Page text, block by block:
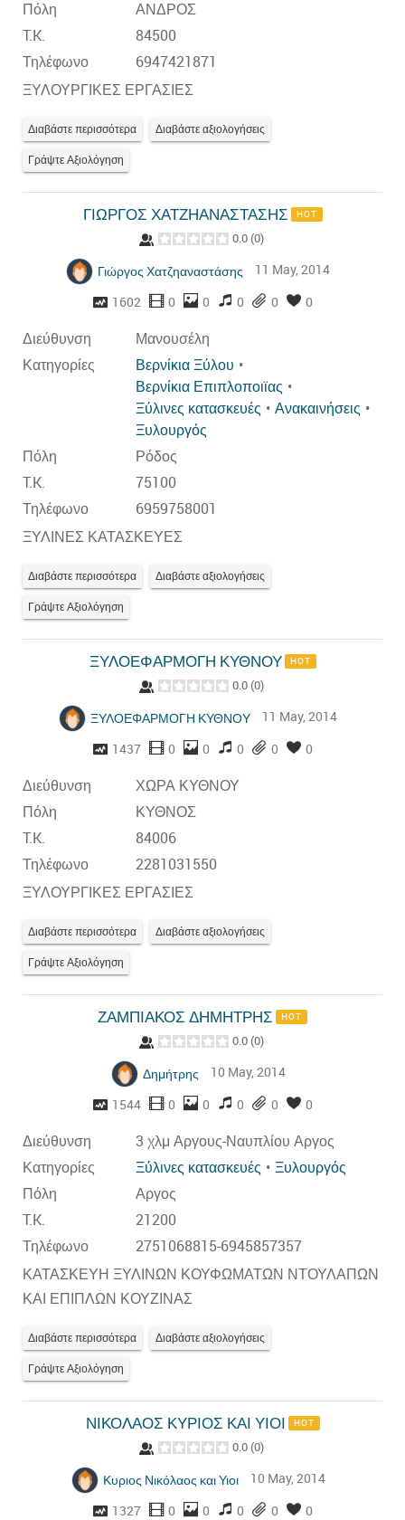
Πόλη
ΑΝΔΡΟΣ
T.K.
84500
Τηλέφωνο
6947421871
ΞΥΛΟΥΡΓΙΚΕΣ ΕΡΓΑΣΙΕΣ
Διαβάστε περισσότερα Διαβάστε αξιολογήσεις
Γράψτε Αξιολόγηση
ΓΙΩΡΓΟΣ ΧΑΤΖΗΑΝΑΣΤΑΣΗΣ HOT
0.0 (0)
Γιώργος Χατζηαναστάσης
11 May, 2014
1602
0 0 0 0 0
Διεύθυνση
Μανουσέλη
Κατηγορίες
Βερνίκια Ξύλου
Βερνίκια Επιπλοποιϊας
Ξύλινες κατασκευές
Ανακαινήσεις
Ξυλουργός
Πόλη
Ρόδος
T.K.
75100
Τηλέφωνο
6959758001
ΞΥΛΙΝΕΣ ΚΑΤΑΣΚΕΥΕΣ
Διαβάστε περισσότερα Διαβάστε αξιολογήσεις
Γράψτε Αξιολόγηση
ΞΥΛΟΕΦΑΡΜΟΓΗ ΚΥΘΝΟΥ HOT
0.0 (0)
ΞΥΛΟΕΦΑΡΜΟΓΗ ΚΥΘΝΟΥ
11 May, 2014
1437
0 0 0 0 0
Διεύθυνση
ΧΩΡΑ ΚΥΘΝΟΥ
Πόλη
ΚΥΘΝΟΣ
T.K.
84006
Τηλέφωνο
2281031550
ΞΥΛΟΥΡΓΙΚΕΣ ΕΡΓΑΣΙΕΣ
Διαβάστε περισσότερα Διαβάστε αξιολογήσεις
Γράψτε Αξιολόγηση
ΖΑΜΠΙΑΚΟΣ ΔΗΜΗΤΡΗΣ HOT
0.0 (0)
Δημήτρης
10 May, 2014
1544
0 0 0 0 0
Διεύθυνση
3 χλμ Αργους-Ναυπλίου Αργος
Κατηγορίες
Ξύλινες κατασκευές
Ξυλουργός
Πόλη
Αργος
T.K.
21200
Τηλέφωνο
2751068815-6945857357
ΚΑΤΑΣΚΕΥΗ ΞΥΛΙΝΩΝ ΚΟΥΦΩΜΑΤΩΝ ΝΤΟΥΛΑΠΩΝ
ΚΑΙ ΕΠΙΠΛΩΝ ΚΟΥΖΙΝΑΣ
Διαβάστε περισσότερα Διαβάστε αξιολογήσεις
Γράψτε Αξιολόγηση
ΝΙΚΟΛΑΟΣ ΚΥΡΙΟΣ ΚΑΙ ΥΙΟΙ HOT
0.0 (0)
Κυριος Νικόλαος και Υιοι
10 May, 2014
1327
0 0 0 0 0